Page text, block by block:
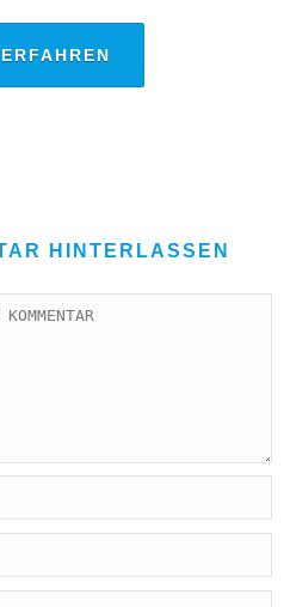
HINTERLASSEN